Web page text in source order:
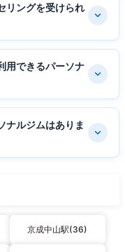
リングを受けられ
用できるパーソナ
ナルジムはありま
京成中山駅(36)